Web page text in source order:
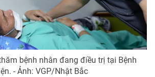
English
bệnh nhân đang điều trị tại Bệnh
- Ảnh: VGP/Nhật Bắc